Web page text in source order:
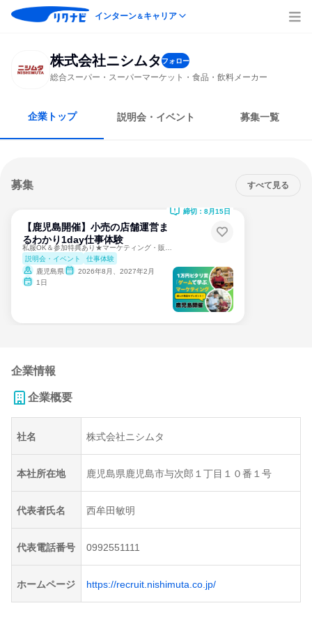
インターン＆キャリア
株式会社ニシムタフォロー
総合スーパー・スーパーマーケット・食品・飲料メーカー
企業トップ 説明会・イベント 募集一覧
募集 すべて見る
【鹿児島開催】小売の店舗運営ま
るわかり1day仕事体験
説明会・イベント
仕事体験
鹿児島県
2026年8月、2027年2月
1日
締切：8月15日
企業情報
企業概要
社名 株式会社ニシムタ
本社所在地 鹿児島県鹿児島市与次郎１丁目１０番１号
代表者氏名 西牟田敏明
代表電話番号 0992551111
ホームページ https://recruit.nishimuta.co.jp/